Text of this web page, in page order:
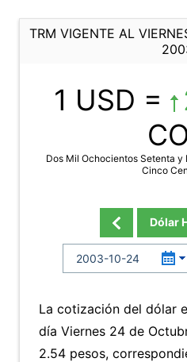
TRM VIGENTE AL
1 USD =
Dos Mil Ochocientos Setenta y
Cinco
Dólar
La cotización del dólar
día Viernes 24 de
2.54 pesos,